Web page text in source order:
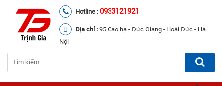
Hotline : 0933121921
Địa chỉ : 95 Cao hạ - Đức Giang - Hoài Đức - Hà
Nội